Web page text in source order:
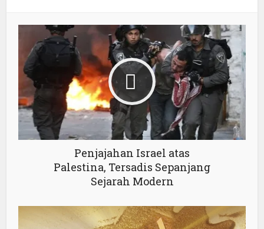
Penjajahan Israel atas
Palestina, Tersadis Sepanjang
Sejarah Modern